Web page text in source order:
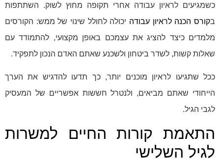
כשמגיעים לראיון עבודה אחרי תקופה מחוץ לשוק. השתתפות
בקורס הכנה לראיון עבודה יכולה לחולל שינוי של ממש: הקורסים
מלמדים כיצד להציג את עצמכם באופן מקצועי, להתמודד עם
שאלות קשות, לשדר ביטחון ולשכנע שאתם האדם הנכון לתפקיד.
ככל שתגיעו לראיון מוכנים יותר, כך תדעו להדגיש את הערך
הייחודי שאתם מביאים, ולנטרל חששות אפשריים של המעסיק
לגבי הגיל.
התאמת קורות החיים למשרות
לגיל השלישי